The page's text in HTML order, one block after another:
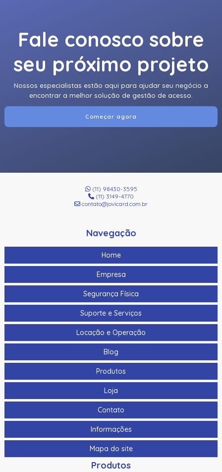
Fale conosco sobre
seu próximo projeto
Nossos especialistas estão aqui para ajudar seu negócio a
encontrar a melhor solução de gestão de acesso.
Começar agora
(11) 98430-3595
(11) 3149-4770
contato@jovicard.com.br
Navegação
Home
Empresa
Segurança Física
Suporte e Serviços
Locação e Operação
Blog
Produtos
Loja
Contato
Informações
Mapa do site
Produtos